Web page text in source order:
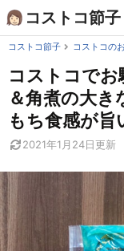
Skip
to
content
コストコ節子
コストコ節子 コストコの
コストコで
＆角煮の大き
もち食感が旨
2021年1月24日更新